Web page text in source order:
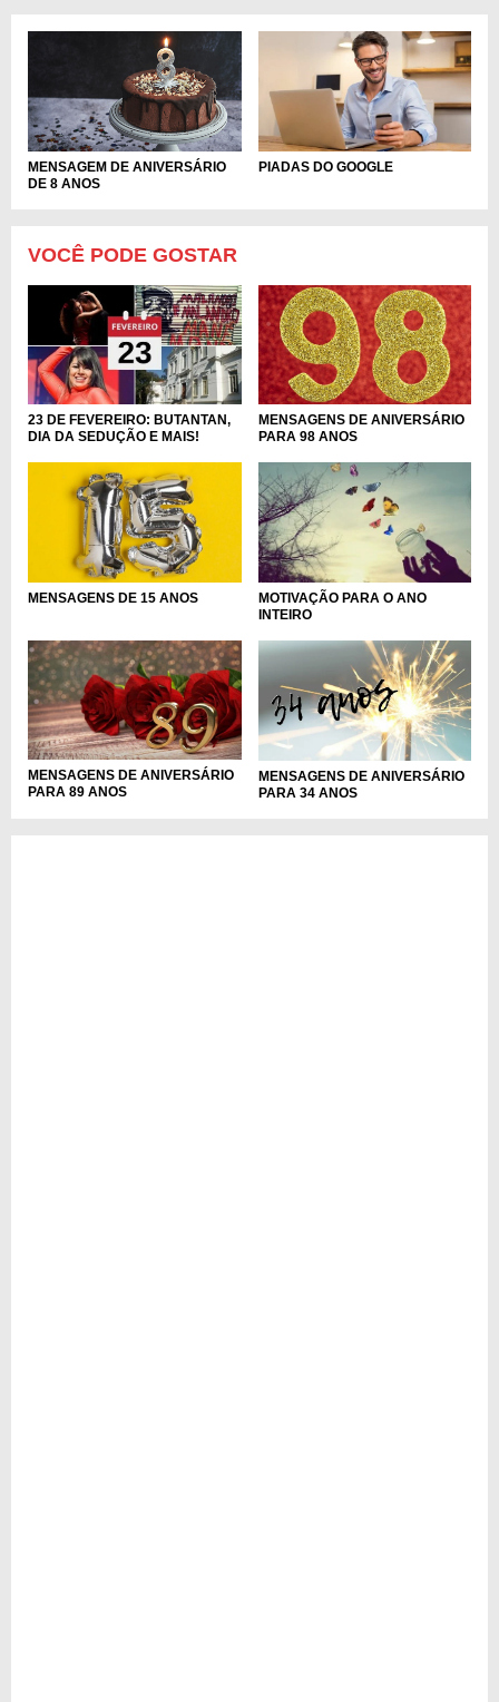
MENSAGEM DE ANIVERSÁRIO
DE 8 ANOS
PIADAS DO GOOGLE
VOCÊ PODE GOSTAR
23 DE FEVEREIRO: BUTANTAN,
DIA DA SEDUÇÃO E MAIS!
MENSAGENS DE ANIVERSÁRIO
PARA 98 ANOS
MENSAGENS DE 15 ANOS
MOTIVAÇÃO PARA O ANO
INTEIRO
MENSAGENS DE ANIVERSÁRIO
PARA 89 ANOS
MENSAGENS DE ANIVERSÁRIO
PARA 34 ANOS